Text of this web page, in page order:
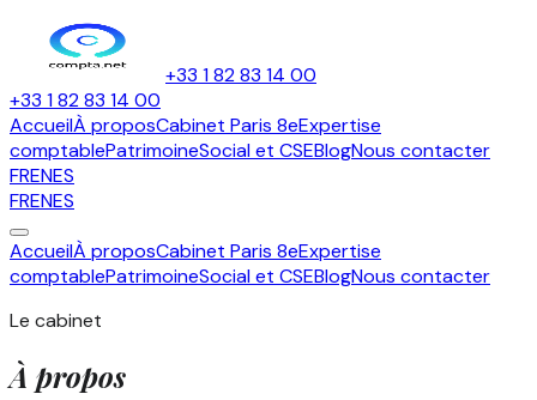
+33 1 82 83 14 00
+33 1 82 83 14 00
AccueilÀ proposCabinet Paris 8eExpertise
comptablePatrimoineSocial et CSEBlogNous contacter
FRENES
FRENES
AccueilÀ proposCabinet Paris 8eExpertise
comptablePatrimoineSocial et CSEBlogNous contacter
Le cabinet
À propos